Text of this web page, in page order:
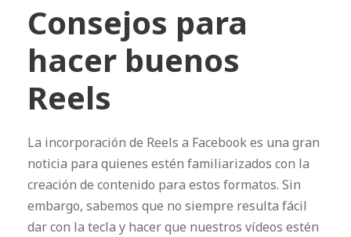
Consejos para
hacer buenos
Reels
La incorporación de Reels a Facebook es una gran
noticia para quienes estén familiarizados con la
creación de contenido para estos formatos. Sin
embargo, sabemos que no siempre resulta fácil
dar con la tecla y hacer que nuestros vídeos estén